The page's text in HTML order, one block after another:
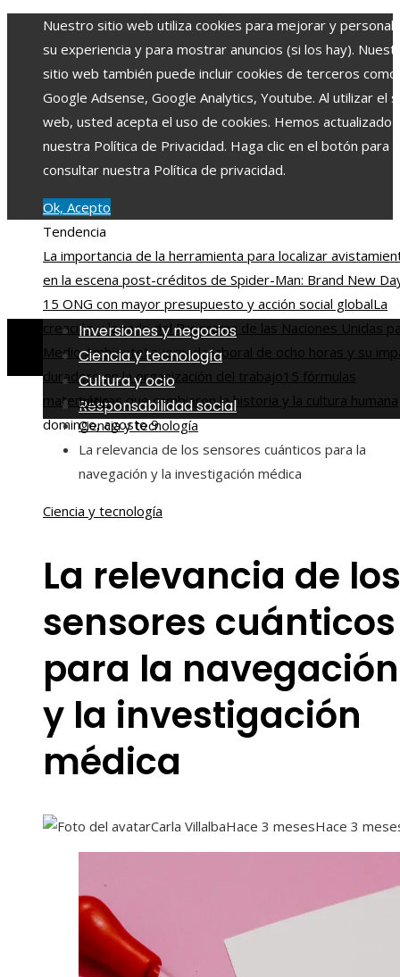
Nuestro sitio web utiliza cookies para mejorar y
su experiencia y para mostrar anuncios (si los hay).
sitio web también puede incluir cookies de terceros como
Google Adsense, Google Analytics, Youtube. Al utilizar el
web, usted acepta el uso de cookies. Hemos actualizado
nuestra Política de Privacidad. Haga clic en el botón para
consultar nuestra Política de privacidad.
Ok, Acepto
Tendencia
La importancia de la herramienta para localizar
en la escena post-créditos de Spider-Man: Brand New
15 ONG con mayor presupuesto y acción social globalLa
creación y legado del Programa de las Naciones Unidas
Medio AmbienteLa jornada laboral de ocho horas y su
duradero en la organización del trabajo15 fórmulas
matemáticas que cambiaron la historia y la cultura humana
domingo, agosto 9
Inversiones y negocios
Ciencia y tecnología
Cultura y ocio
Responsabilidad social
Inicio
Ciencia y tecnología
La relevancia de los sensores cuánticos para la
navegación y la investigación médica
Ciencia y tecnología
La relevancia de los
sensores cuánticos
para la navegación
y la investigación
médica
Carla VillalbaHace 3 mesesHace 3